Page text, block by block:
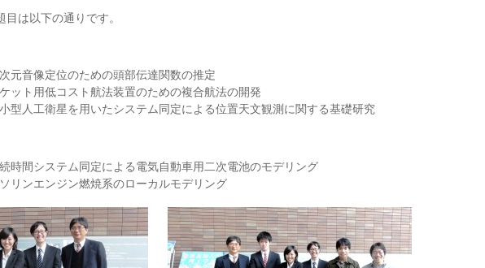
目は以下の通りです。
元音像定位のための頭部伝達関数の推定
ト用低コスト航法装置のための複合航法の開発
型人工衛星を用いたシステム同定による位置天文観測に関する基礎研究
間システム同定による電気自動車用二次電池のモデリング
ンエンジン燃焼系のローカルモデリング